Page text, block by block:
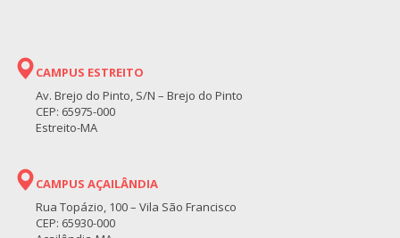
CAMPUS ESTREITO
Av. Brejo do Pinto, S/N – Brejo do Pinto
CEP: 65975-000
Estreito-MA
CAMPUS AÇAILÂNDIA
Rua Topázio, 100 – Vila São Francisco
CEP: 65930-000